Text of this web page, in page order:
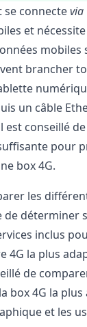
se connectevia
et
mobiles
brancher
un câble
est conseillé
pour
box 4G.
les
de déterminer
inclus
4G la plus
de
box 4G la
et les